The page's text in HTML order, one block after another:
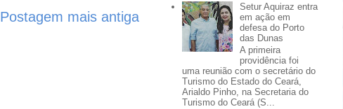
Postagem mais antiga
Setur Aquiraz entra
em ação em
defesa do Porto
das Dunas
A primeira
providência foi
uma reunião com o secretário do
Turismo do Estado do Ceará,
Arialdo Pinho, na Secretaria do
Turismo do Ceará (S...